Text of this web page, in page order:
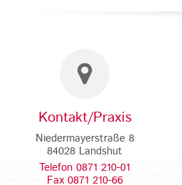
Kontakt/Praxis
Niedermayerstraße 8
84028 Landshut
Telefon 0871 210-01
Fax 0871 210-66